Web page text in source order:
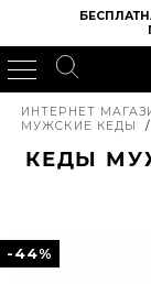
ИНТЕРНЕТ
МУЖСКИЕ КЕДЫ
/
КЕДЫ
-44%